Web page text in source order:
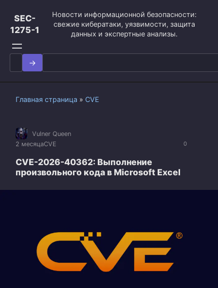
контенту
SEC-
1275-1
Новости информационной безопасности:
свежие кибератаки, уязвимости, защита
данных и экспертные анализы.
Search
for:
Главная страница » CVE
0
Vulner Queen
2 месяцаCVE
CVE-2026-40362: Выполнение
произвольного кода в Microsoft Excel